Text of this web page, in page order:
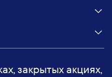
закрытых акциях,